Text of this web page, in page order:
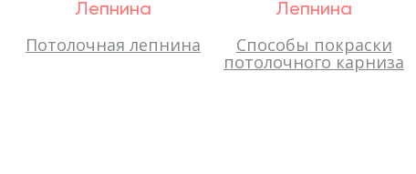
Лепнина
Потолочная лепнина
Лепнина
Способы покраски
потолочного карниза